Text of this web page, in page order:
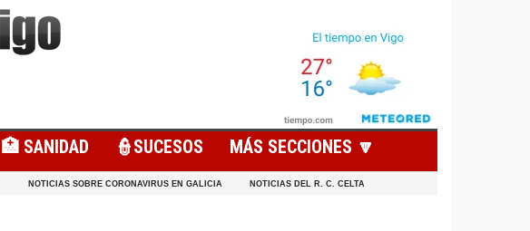
🏥 SANIDAD 👮SUCESOS MÁS SECCIONES 🔽
NOTICIAS SOBRE CORONAVIRUS EN GALICIA NOTICIAS DEL R. C. CELTA